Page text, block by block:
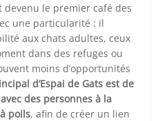
devenu le premier café des
une particularité : il
aux chats adultes, ceux
dans des refuges ou
moins d’opportunités
d’Espai de Gats est de
des personnes à la
poils, afin de créer un lien